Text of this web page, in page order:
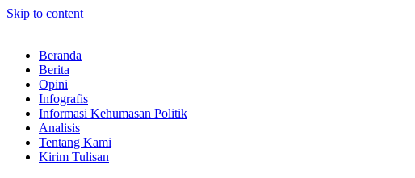
Skip to content
Beranda
Berita
Opini
Infografis
Informasi Kehumasan Politik
Analisis
Tentang Kami
Kirim Tulisan